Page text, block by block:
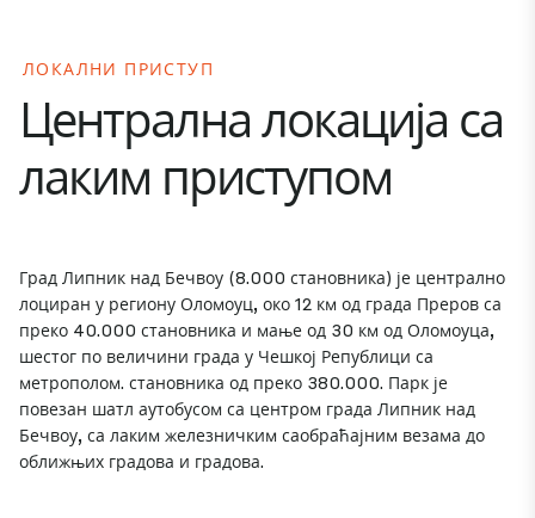
ЛОКАЛНИ ПРИСТУП
Централна локација са
лаким приступом
Град Липник над Бечвоу (8.000 становника) је централно
лоциран у региону Оломоуц, око 12 км од града Преров са
преко 40.000 становника и мање од 30 км од Оломоуца,
шестог по величини града у Чешкој Републици са
метрополом. становника од преко 380.000. Парк је
повезан шатл аутобусом са центром града Липник над
Бечвоу, са лаким железничким саобраћајним везама до
оближњих градова и градова.